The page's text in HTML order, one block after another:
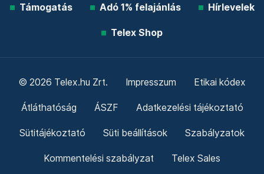
Támogatás Adó 1% felajánlás Hírlevelek
Telex Shop
© 2026 Telex.hu Zrt. Impresszum Etikai kódex
Átláthatóság ÁSZF Adatkezelési tájékoztató
Sütitájékoztató Süti beállítások Szabályzatok
Kommentelési szabályzat Telex Sales